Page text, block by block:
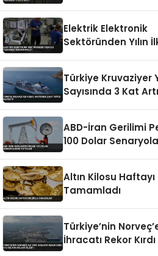
Elektrik Elektronik
Sektöründen Yılın
Türkiye Kruvaziyer
Sayısında 3 Kat
ABD-İran Gerilimi
100 Dolar
Altın Kilosu Haftayı
Tamamladı
Türkiye’nin
İhracatı Rekor Kırdı